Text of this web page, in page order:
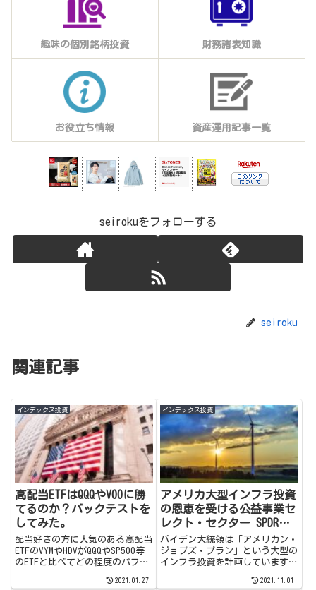
趣味の個別銘柄投資 財務諸表知識
お役立ち情報 資産運用記事一覧
seirokuをフォローする
seiroku
関連記事
インデックス投資
高配当ETFはQQQやVOOに勝
てるのか？バックテストを
してみた。
配当好きの方に人気のある高配当
ETFのVYMやHDVがQQQやSP500等
のETFと比べてどの程度のパフォ
つのか？テストしてみました。是
2021.01.27
インデックス投資
アメリカ大型インフラ投資
の恩恵を受ける公益事業セ
レクト・セクター SPDRフ
ァンド （XLU）に投資妙味
あり！
バイデン大統領は「アメリカン・
ジョブズ・プラン」という大型の
インフラ投資を計画しています。
エネルギー関連銘柄に投資できる
2021.11.01